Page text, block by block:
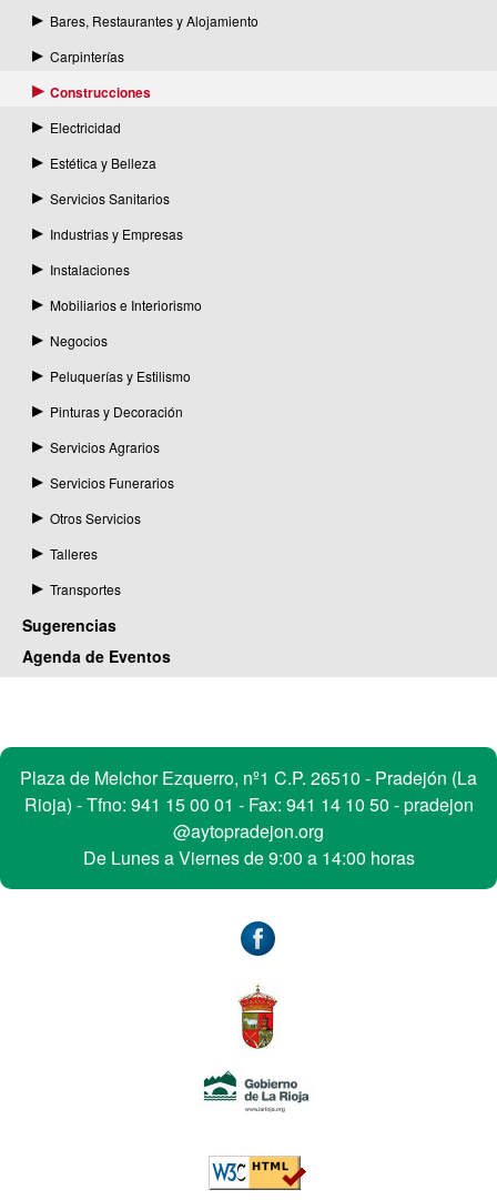
Bares, Restaurantes y Alojamiento
Carpinterías
Construcciones
Electricidad
Estética y Belleza
Servicios Sanitarios
Industrias y Empresas
Instalaciones
Mobiliarios e Interiorismo
Negocios
Peluquerías y Estilismo
Pinturas y Decoración
Servicios Agrarios
Servicios Funerarios
Otros Servicios
Talleres
Transportes
Sugerencias
Agenda de Eventos
Contacto
Plaza de Melchor Ezquerro, nº1 C.P. 26510 - Pradejón (La
Rioja) - Tfno: 941 15 00 01 - Fax: 941 14 10 50 -pradejon
@aytopradejon.org
De Lunes a Viernes de 9:00 a 14:00 horas
W3C: HTML5